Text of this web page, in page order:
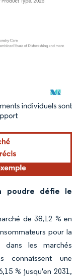
une attribution sous CC BY
poudre défie le
de 38,12 % en
pour la
les marchés
connaissent une
% jusqu'en 2031,